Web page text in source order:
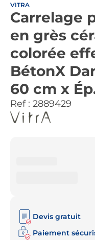
VITRA
Carrelage
en grès
colorée
BétonX
60 cm x
Ref : 2889429
Devis gratuit
Paiement